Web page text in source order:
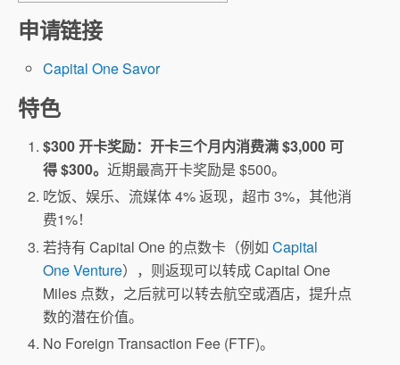
申请链接
Capital One Savor
特色
$300 开卡奖励：开卡三个月内消费满 $3,000 可
得 $300。近期最高开卡奖励是 $500。
吃饭、娱乐、流媒体 4% 返现，超市 3%，其他消
费1%！
若持有 Capital One 的点数卡（例如Capital
One Venture），则返现可以转成 Capital One
Miles 点数，之后就可以转去航空或酒店，提升点
数的潜在价值。
No Foreign Transaction Fee (FTF)。